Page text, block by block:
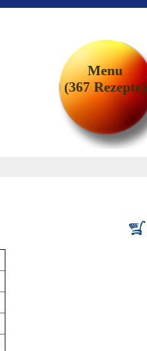
Menu
(367 Rezepte)